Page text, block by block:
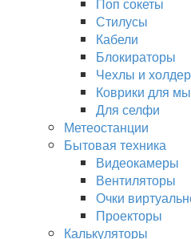
Стилусы
Кабели
Блокираторы
Чехлы и
Коврики для
Для селфи
Метеостанции
Бытовая техника
Видеокамеры
Вентиляторы
Очки
Проекторы
Калькуляторы